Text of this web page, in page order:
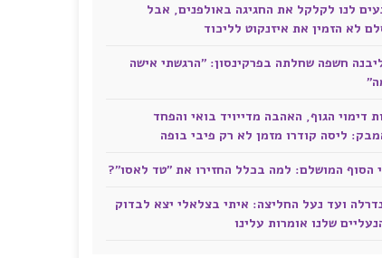
לנו לקלקל את החגיגה באולפנים, אבל
לא הזמין את איזנקוט לליכוד
חשפה שחלתה בפרקינסון: "הרגשתי אישה
דימוי הגוף, האהבה מדייויד בואי והפחד
ליסה קודרו מזמן לא רק פיבי בופה
הסוף המושלם: למה בכלל החזירו את "טד לאסו"?
ועד נעל החליצה: איתי בצלאלי יצא לבדוק
שלנו אומרות עלינו